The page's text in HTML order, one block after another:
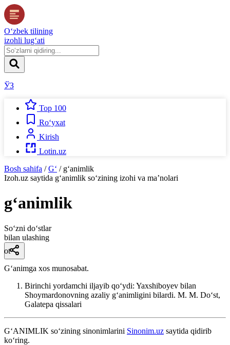
O‘zbek tilining
izohli lug‘ati
ЎЗ
Top 100
Ro‘yxat
Kirish
Lotin.uz
Bosh sahifa / G‘ / g‘animlik
Izoh.uz saytida g‘animlik so‘zining izohi va ma’nolari
g‘animlik
So‘zni do‘stlar
bilan ulashing
ot
Gʻanimga xos munosabat.
Birinchi yordamchi iljayib qoʻydi: Yaxshiboyev bilan
Shoymardonovning azaliy gʻanimligini bilardi. M. M. Doʻst,
Galatepa qissalari
G‘ANIMLIK so‘zining sinonimlarini Sinonim.uz saytida qidirib
ko‘ring.